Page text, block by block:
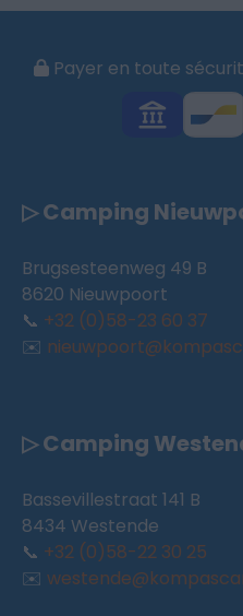
Payer en toute
▷ Camping
Brugsesteenweg 49 B
8620 Nieuwpoort
📞 +32 (0)58-23 60 37
✉️
▷ Camping
Bassevillestraat 141 B
8434 Westende
📞 +32 (0)58-22 30 25
✉️